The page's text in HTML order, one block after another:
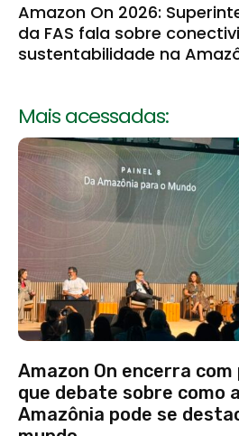
Amazon On 2026:
da FAS fala sobre
sustentabilidade na
Mais acessadas:
Amazon On encerra com
que debate sobre como a
Amazônia pode se